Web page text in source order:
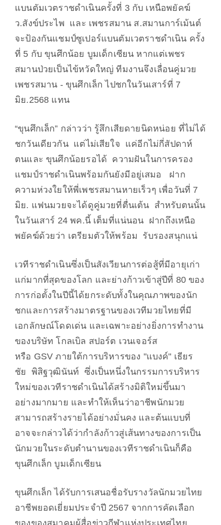
แบนตัมเวตราชดำเนินครั้งที่ 3 กับ เหนือพยัคฆ์
ว.สังข์ประไพ และ เพชรสมาน ส.สมานการ์เม้นต์
จะป้องกันแชมป์ซูเปอร์แบนตัมเวตราชดำเนิน ครั้ง
ที่ 5 กับ ขุนศึกน้อย บูมเด็กเซียน หากแต่เพชร
สมานป่วยเป็นไข้หวัดใหญ่ ทีมงานจึงเลื่อนคู่มวย
เพชรสมาน - ขุนศึกเล็ก ไปชกในวันเสาร์ที่ 7
มิย.2568 แทน
“ขุนศึกเล็ก” กล่าวว่า รู้สึกเสียดายนิดหน่อย ที่ไม่ได้
ชกวันเดียวกัน แต่ไม่เสียใจ แค่อีกไม่กี่สัปดาห์
ตนและ ขุนศึกน้อยรอได้ ความฝันในการครอง
แชมป์ราชดำเนินพร้อมกันยังมีอยู่เสมอ ฝาก
ความห่วงใยให้พี่เพชรสมานหายเร็วๆ เพื่อวันที่ 7
มิย. แฟนมวยจะได้ดูคู่มวยที่ตื่นเต้น สำหรับตนนั้น
ในวันเสาร์ 24 พค.นี้ เต็มที่แน่นอน ฝากถึงเหนือ
พยัคฆ์ด้วยว่า เตรียมตัวให้พร้อม รับรองสนุกแน่
เวทีราชดำเนินซึ่งเป็นสังเวียนการต่อสู้ที่มีอายุเก่า
แก่มากที่สุดของโลก และย่างก้าวเข้าสู่ปีที่ 80 ของ
การก่อตั้งในปีนี้ได้ยกระดับทั้งในคุณภาพของนัก
ชกและการสร้างมาตรฐานของเวทีมวยไทยที่มี
เอกลักษณ์โดดเด่น และเฉพาะอย่างยิ่งการทำงาน
ของบริษัท โกลเบิล สปอร์ต เวนเจอร์ส
หรือ GSVภายใต้การบริหารของ "แบงค์" เธียร
ชัย พิสิฐวุฒินันท์ ซึ่งเป็นหนึ่งในกรรมการบริหาร
ใหม่ของเวทีราชดำเนินได้สร้างมิติใหม่ขึ้นมา
อย่างมากมาย และทำให้เห็นว่าอาชีพนักมวย
สามารถสร้างรายได้อย่างมั่นคง และต้นแบบที่
อาจจะกล่าวได้ว่ากำลังก้าวสู่เส้นทางของการเป็น
นักมวยในระดับตำนานของเวทีราชดำเนินก็คือ
ขุนศึกเล็ก บูมเด็กเซียน
ขุนศึกเล็ก ได้รับการเสนอชื่อรับรางวัลนักมวยไทย
อาชีพยอดเยี่ยมประจำปี 2567 จากการคัดเลือก